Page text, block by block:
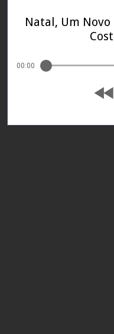
Natal, Um
00:00